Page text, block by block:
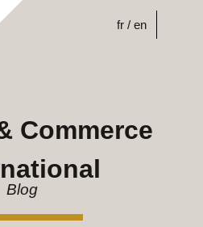
fr en
Commerce
Blog